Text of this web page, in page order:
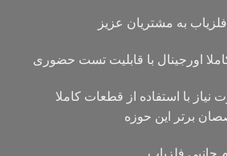
به مشتریان عزیز
اورجینال با قابلیت تست حضوری
نیاز با استفاده از قطعات کاملا
برتر این حوزه
جانبی فلزیاب